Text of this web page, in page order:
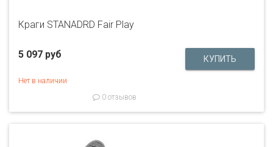
Краги STANADRD Fair Play
5 097 руб
Нет в наличии
0 отзывов